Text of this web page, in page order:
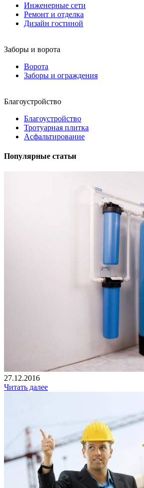
Инженерные сети
Ремонт и отделка
Дизайн гостиной
Заборы и ворота
Ворота
Заборы и ограждения
Благоустройство
Благоустройство
Тротуарная плитка
Асфальтирование
Популярные статьи
27.12.2016
Читать далее